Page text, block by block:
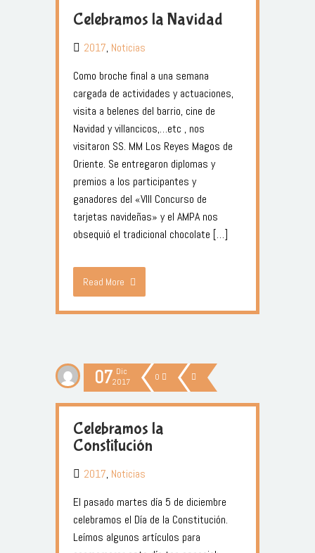
Celebramos la Navidad
2017, Noticias
Como broche final a una semana
cargada de actividades y actuaciones,
visita a belenes del barrio, cine de
Navidad y villancicos,…etc , nos
visitaron SS. MM Los Reyes Magos de
Oriente. Se entregaron diplomas y
premios a los participantes y
ganadores del «VIII Concurso de
tarjetas navideñas» y el AMPA nos
obsequió el tradicional chocolate […]
Read More
07 Dic
2017
0
Celebramos la
Constitución
2017, Noticias
El pasado martes día 5 de diciembre
celebramos el Día de la Constitución.
Leímos algunos artículos para